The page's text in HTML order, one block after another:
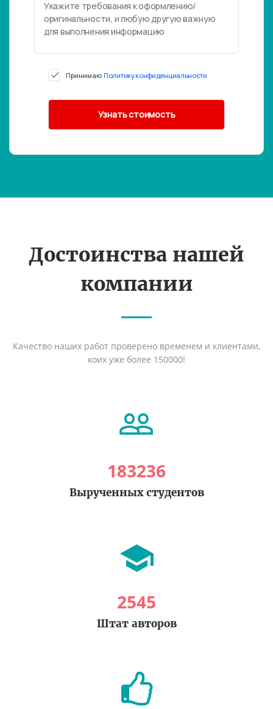
Принимаю Политику конфиденциальности
Достоинства нашей
компании
Качество наших работ проверено временем и клиентами,
коих уже более 150000!
183236
Вырученных студентов
2545
Штат авторов